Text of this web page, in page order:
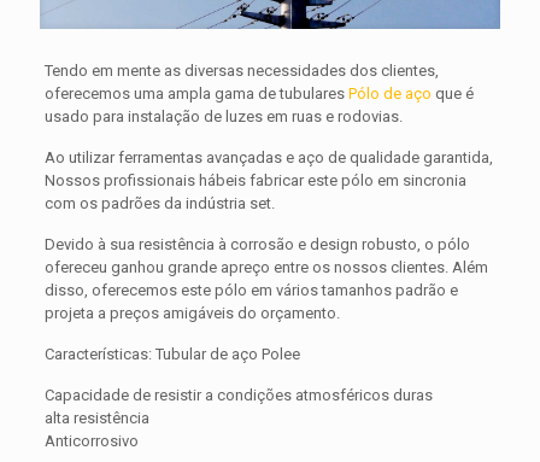
Tendo em mente as diversas necessidades dos clientes,
oferecemos uma ampla gama de tubulares Pólo de aço que é
usado para instalação de luzes em ruas e rodovias.
Ao utilizar ferramentas avançadas e aço de qualidade garantida,
Nossos profissionais hábeis fabricar este pólo em sincronia
com os padrões da indústria set.
Devido à sua resistência à corrosão e design robusto, o pólo
ofereceu ganhou grande apreço entre os nossos clientes. Além
disso, oferecemos este pólo em vários tamanhos padrão e
projeta a preços amigáveis ​​do orçamento.
Características: Tubular de aço Polee
Capacidade de resistir a condições atmosféricos duras
alta resistência
Anticorrosivo